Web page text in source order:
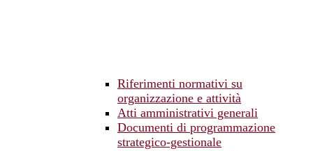
Riferimenti normativi su
organizzazione e attività
Atti amministrativi generali
Documenti di programmazione
strategico-gestionale